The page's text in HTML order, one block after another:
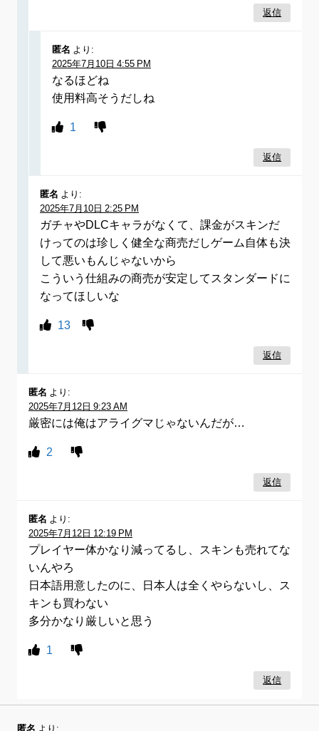
返信
匿名 より:
2025年7月10日 4:55 PM
なるほどね
使用料高そうだしね
1
返信
匿名 より:
2025年7月10日 2:25 PM
ガチャやDLCキャラがなくて、課金がスキンだ
けってのは珍しく健全な商売だしゲーム自体も決
して悪いもんじゃないから
こういう仕組みの商売が安定してスタンダードに
なってほしいな
13
返信
匿名 より:
2025年7月12日 9:23 AM
厳密には俺はアライグマじゃないんだが…
2
返信
匿名 より:
2025年7月12日 12:19 PM
プレイヤー体かなり減ってるし、スキンも売れてな
いんやろ
日本語用意したのに、日本人は全くやらないし、ス
キンも買わない
多分かなり厳しいと思う
1
返信
匿名 より: